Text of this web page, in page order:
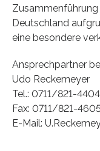
Deutschland
eine besondere
Ansprechpartner
Udo Reckemeyer
Tel.: 0711/821-
Fax: 0711/821-
E-Mail: